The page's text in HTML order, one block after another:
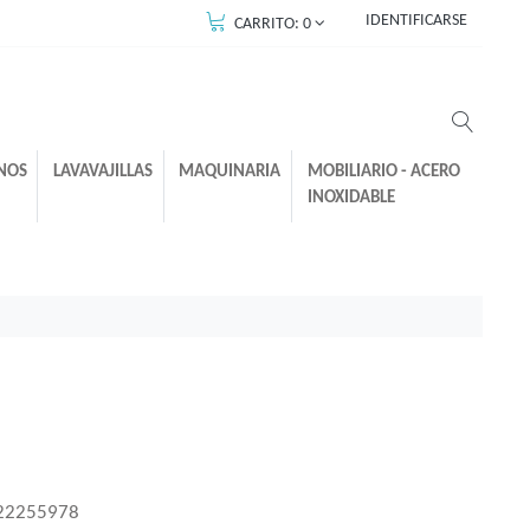
CARRITO:0 IDENTIFICARSE
LAVAVAJILLAS MAQUINARIA
MOBILIARIO - ACERO
INOXIDABLE